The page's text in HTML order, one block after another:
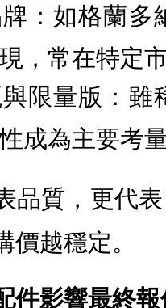
： 如格蘭多
，常在特定
限量版： 雖
成為主要考
品質，更代
價越穩定。
件影響最終